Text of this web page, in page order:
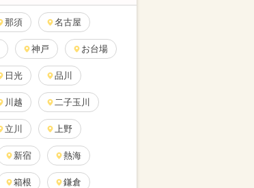
那須 名古屋
神戸 お台場
日光 品川
川越 二子玉川
立川 上野
新宿 熱海
箱根 鎌倉